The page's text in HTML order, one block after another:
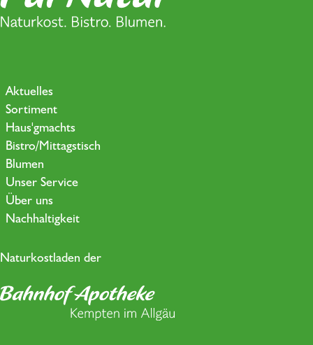
Aktuelles
Sortiment
Haus'gmachts
Bistro/Mittagstisch
Blumen
Unser Service
Über uns
Nachhaltigkeit
Naturkostladen der